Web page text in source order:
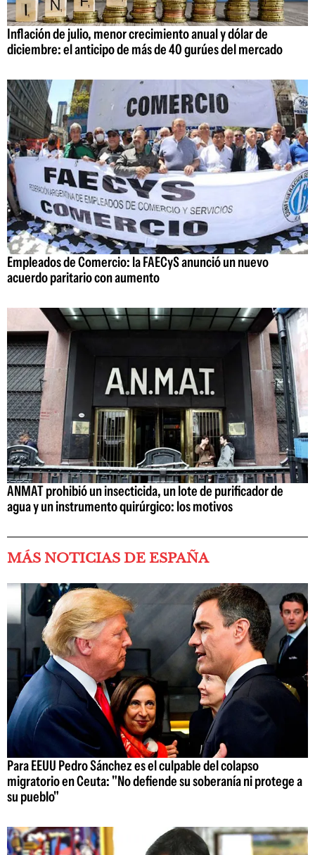
Inflación de julio, menor crecimiento anual y dólar de
diciembre: el anticipo de más de 40 gurúes del mercado
Empleados de Comercio: la FAECyS anunció un nuevo
acuerdo paritario con aumento
ANMAT prohibió un insecticida, un lote de purificador de
agua y un instrumento quirúrgico: los motivos
MÁS NOTICIAS DE ESPAÑA
Para EEUU Pedro Sánchez es el culpable del colapso
migratorio en Ceuta: "No defiende su soberanía ni protege a
su pueblo"